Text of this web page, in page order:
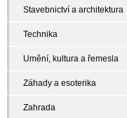
Stavebnictví a architektura
Technika
Umění, kultura a řemesla
Záhady a esoterika
Zahrada